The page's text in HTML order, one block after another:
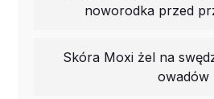
noworodka przed
Skóra Moxi żel na
owadów